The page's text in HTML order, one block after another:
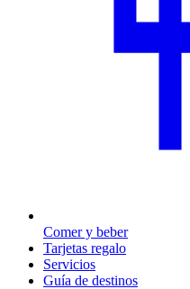
Comer y beber
Tarjetas regalo
Servicios
Guía de destinos